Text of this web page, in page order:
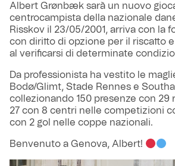
Albert Grønbæk sarà un nuovo
centrocampista della nazionale
Risskov il 23/05/2001, arriva con la
con diritto di opzione per il riscatto
al verificarsi di determinate
Da professionista ha vestito le
Bodø/Glimt, Stade Rennes e
collezionando 150 presenze con 29
27 con 8 centri nelle competizioni
con 2 gol nelle coppe nazionali.
Benvenuto a Genova, Albert!